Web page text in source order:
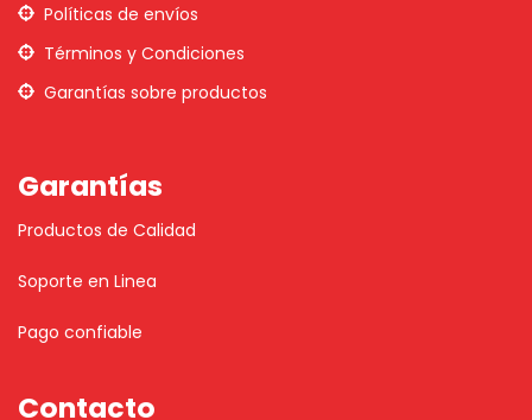
Políticas de envíos
Términos y Condiciones
Garantías sobre productos
Garantías
Productos de Calidad
Soporte en Linea
Pago confiable
Contacto